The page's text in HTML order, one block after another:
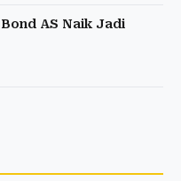
AS Naik Jadi